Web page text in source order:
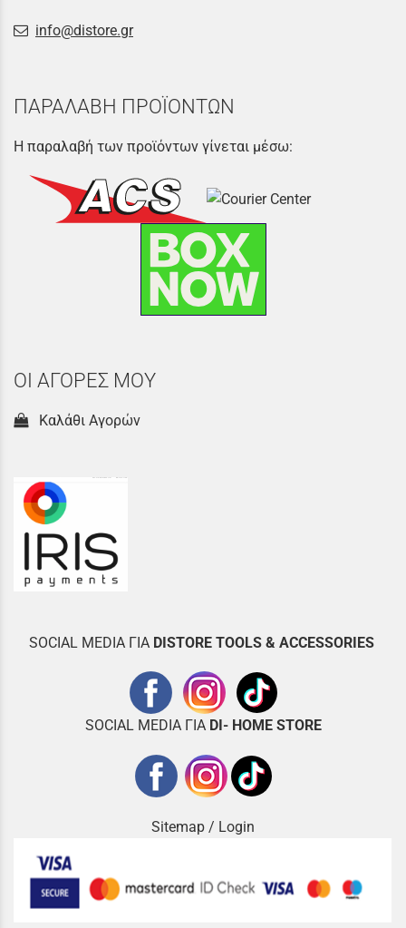
info@distore.gr
ΠΑΡΑΛΑΒΗ ΠΡΟΪΟΝΤΩΝ
Η παραλαβή των προϊόντων γίνεται μέσω:
ΟΙ ΑΓΟΡΕΣ ΜΟΥ
Καλάθι Αγορών
SOCIAL MEDIA ΓΙΑ DISTORE TOOLS & ACCESSORIES
SOCIAL MEDIA ΓΙΑ DI- HOME STORE
Sitemap / Login